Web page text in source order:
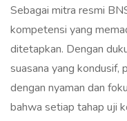
Sebagai mitra resmi
kompetensi yang
ditetapkan. Dengan
suasana yang kondusif,
dengan nyaman dan
bahwa setiap tahap uji